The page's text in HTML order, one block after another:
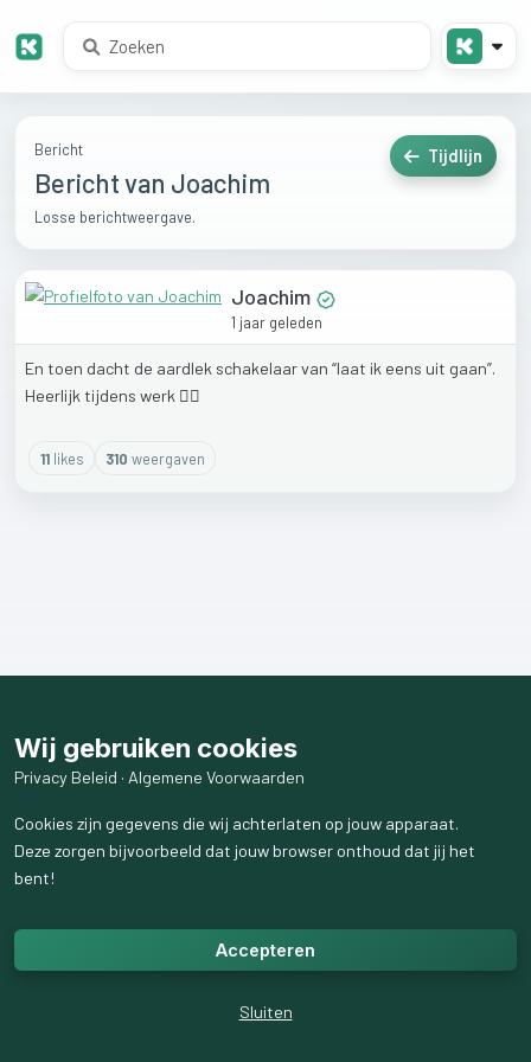
Bericht
Bericht van Joachim
Losse berichtweergave.
Tijdlijn
Joachim
1 jaar geleden
En toen dacht de aardlek schakelaarvan “laat ik eens uit gaan”.
Heerlijk tijdens werk 😮‍💨
11likes 310 weergaven
Wij gebruiken cookies
Privacy Beleid · Algemene Voorwaarden
Cookies zijn gegevens die wij achterlaten op jouw apparaat.
Deze zorgen bijvoorbeeld dat jouw browser onthoud dat jij het
bent!
Accepteren
Sluiten